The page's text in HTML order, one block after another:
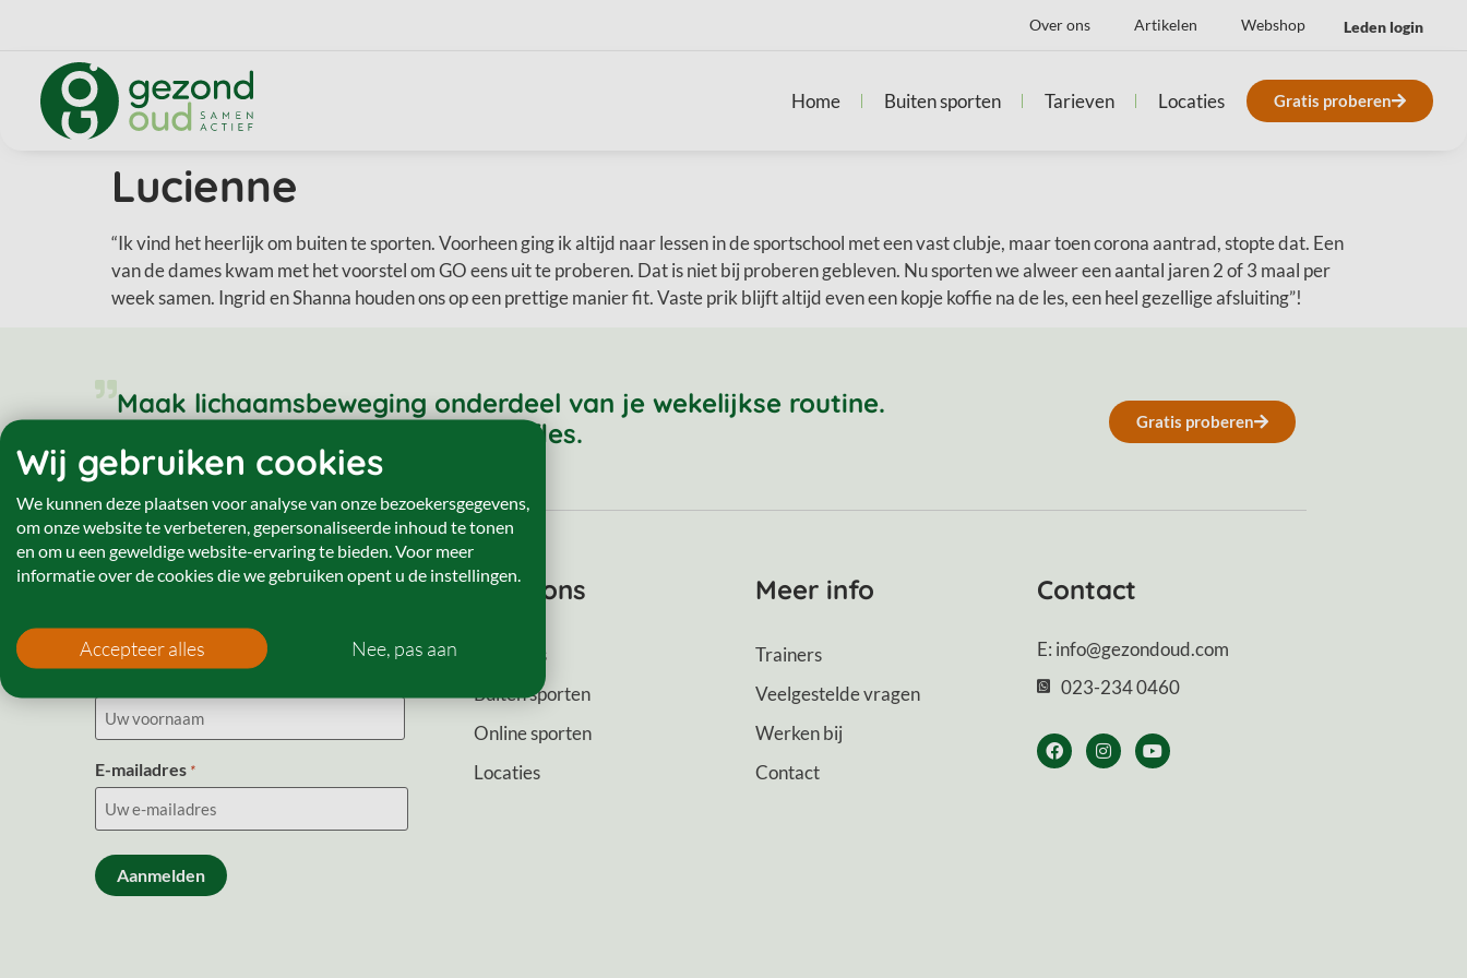
Over ons Artikelen Webshop Leden login
Home Buiten sporten Tarieven Locaties Gratis proberen
Lucienne
“Ik vind het heerlijk om buiten te sporten. Voorheen ging ik altijd naar lessen in de sportschool met een vast clubje, maar toen corona aantrad, stopte dat. Een
van de dames kwam met het voorstel om GO eens uit te proberen. Dat is niet bij proberen gebleven. Nu sporten we alweer een aantal jaren 2 of 3 maal per
week samen. Ingrid en Shanna houden ons op een prettige manier fit. Vaste prik blijft altijd even een kopje koffie na de les, een heel gezellige afsluiting”!
Maak lichaamsbeweging onderdeel van je wekelijkse routine.
Meld je aan voor een gratis proefles.
Gratis proberen
Nieuwsbrief
Voornaam
E-mailadres *
CAPTCHA
Over ons
Over ons
Buiten sporten
Online sporten
Locaties
Meer info
Trainers
Veelgestelde vragen
Werken bij
Contact
Contact
E: info@gezondoud.com
023-234 0460
Wij gebruiken cookies
We kunnen deze plaatsen voor analyse van onze bezoekersgegevens,
om onze website te verbeteren, gepersonaliseerde inhoud te tonen
en om u een geweldige website-ervaring te bieden. Voor meer
informatie over de cookies die we gebruiken opent u de instellingen.
Accepteer alles Nee, pas aan